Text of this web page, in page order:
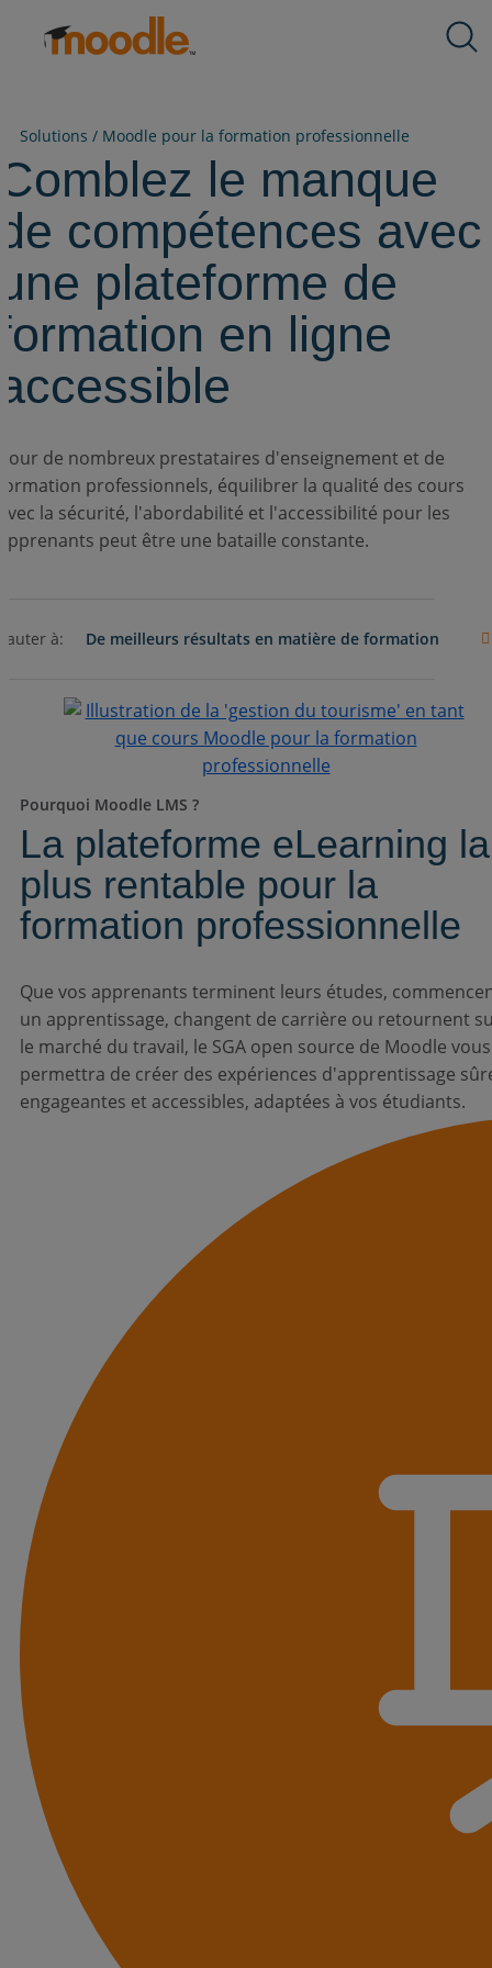
Produits
Prestations de service
À propos de nous
Ressources
Contact
FR
Soumettre un appel d'offres
Obtenir Moodle
Connexion
Solutions / Moodle pour la formation professionnelle
le manque
compétences avec
plateforme de
en ligne
de nombreux prestataires d'enseignement et de
professionnels, équilibrer la qualité des cours
la sécurité, l'abordabilité et l'accessibilité pour les
peut être une bataille constante.
à: De meilleurs résultats en matière de formation
Pourquoi Moodle LMS ?
La plateforme eLearning la
plus rentable pour la
formation professionnelle
Que vos apprenants terminent leurs études,
un apprentissage, changent de carrière ou retournent
le marché du travail, le SGA open source de Moodle vous
permettra de créer des expériences d'apprentissage
engageantes et accessibles, adaptées à vos étudiants.